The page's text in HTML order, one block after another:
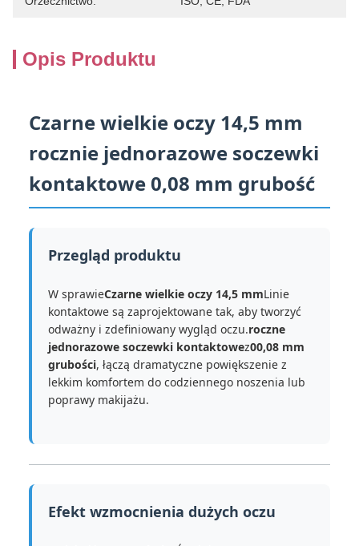
Opis Produktu
Czarne wielkie oczy 14,5 mm
rocznie jednorazowe soczewki
kontaktowe 0,08 mm grubość
Przegląd produktu
W sprawieCzarne wielkie oczy 14,5 mmLinie
kontaktowe są zaprojektowane tak, aby tworzyć
odważny i zdefiniowany wygląd oczu.roczne
jednorazowe soczewki kontaktowez00,08 mm
grubości, łączą dramatyczne powiększenie z
lekkim komfortem do codziennego noszenia lub
poprawy makijażu.
Efekt wzmocnienia dużych oczu